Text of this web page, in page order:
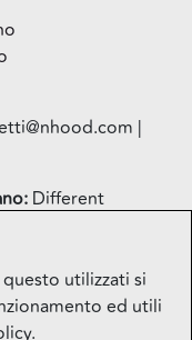
|
Different
utilizzati si
ed utili